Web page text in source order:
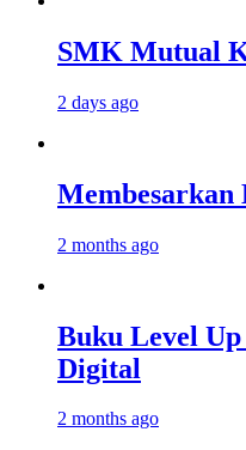
SMK Mutual
2 days ago
Membesarkan
2 months ago
Buku Level
Digital
2 months ago